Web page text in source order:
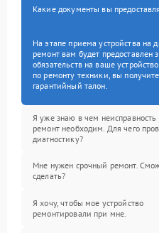
Какие документы вы
На этапе приема устройства на
ремонт вам будет предоставлен
обязательств на ваше
по ремонту техники, вы
гарантийный талон.
Я уже знаю в чем неисправность
ремонт необходим. Для чего
диагностику?
Мне нужен срочный ремонт.
сделать?
Я хочу, чтобы мое устройство
ремонтировали при мне.